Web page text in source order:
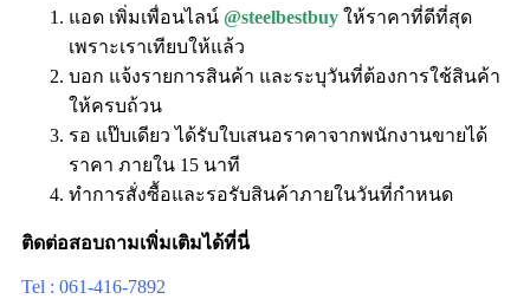
แอด เพิ่มเพื่อนไลน์ @steelbestbuy ให้ราคาที่ดีที่สุด
เพราะเราเทียบให้แล้ว
บอก แจ้งรายการสินค้า และระบุวันที่ต้องการใช้สินค้า
ให้ครบถ้วน
รอ แป๊บเดียว ได้รับใบเสนอราคาจากพนักงานขายได้
ราคา ภายใน 15 นาที
ทำการสั่งซื้อและรอรับสินค้าภายในวันที่กำหนด
ติดต่อสอบถามเพิ่มเติมได้ที่นี่
Tel : 061-416-7892